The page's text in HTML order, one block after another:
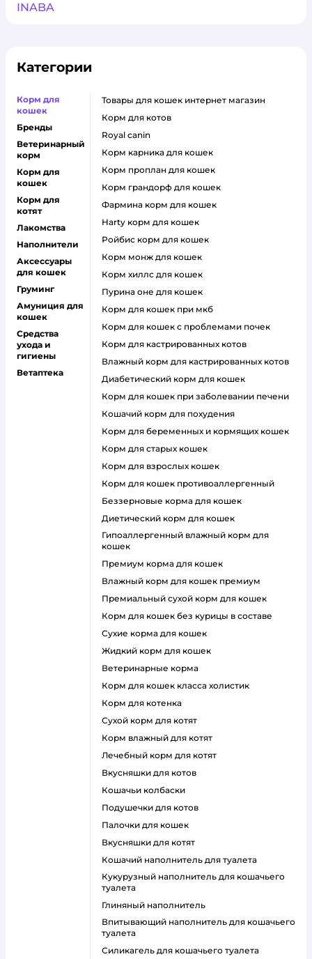
INABA
Категории
Корм для
кошек
Бренды
Ветеринарный
корм
Корм для
кошек
Корм для
котят
Лакомства
Наполнители
Аксессуары
для кошек
Груминг
Амуниция для
кошек
Средства
ухода и
гигиены
Ветаптека
товары для кошек интернет магазин
корм для котов
royal canin
корм карника для кошек
корм проплан для кошек
корм грандорф для кошек
фармина корм для кошек
harty корм для кошек
ройбис корм для кошек
корм монж для кошек
корм хиллс для кошек
пурина оне для кошек
корм для кошек при мкб
корм для кошек с проблемами почек
Корм для кастрированных котов
влажный корм для кастрированных котов
диабетический корм для кошек
корм для кошек при заболевании печени
кошачий корм для похудения
корм для беременных и кормящих кошек
корм для старых кошек
корм для взрослых кошек
корм для кошек противоаллергенный
беззерновые корма для кошек
диетический корм для кошек
гипоаллергенный влажный корм для
кошек
премиум корма для кошек
влажный корм для кошек премиум
премиальный сухой корм для кошек
корм для кошек без курицы в составе
сухие корма для кошек
жидкий корм для кошек
ветеринарные корма
корм для кошек класса холистик
корм для котенка
сухой корм для котят
корм влажный для котят
лечебный корм для котят
вкусняшки для котов
кошачьи колбаски
подушечки для котов
палочки для кошек
вкусняшки для котят
кошачий наполнитель для туалета
кукурузный наполнитель для кошачьего
туалета
глиняный наполнитель
впитывающий наполнитель для кошачьего
туалета
силикагель для кошачьего туалета